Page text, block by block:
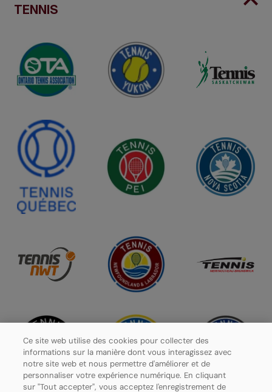
TENNIS
Ce site web utilise des cookies pour collecter des
informations sur la manière dont vous interagissez avec
notre site web et nous permettre d'améliorer et de
personnaliser votre expérience numérique. En cliquant
sur "Tout accepter", vous acceptez l'enregistrement de